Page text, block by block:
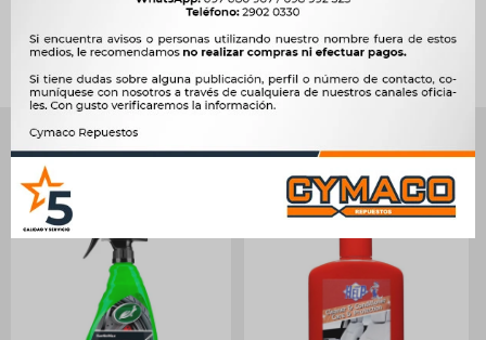
Productos que te pueden interesar